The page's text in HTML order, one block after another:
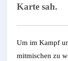
Karte sah.
Um im Kampf
mitmischen zu